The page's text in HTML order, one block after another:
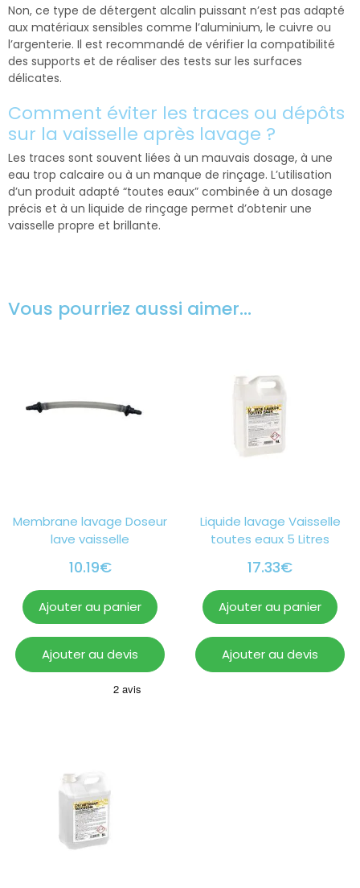
Non, ce type de détergent alcalin puissant n’est pas adapté
aux matériaux sensibles comme l’aluminium, le cuivre ou
l’argenterie. Il est recommandé de vérifier la compatibilité
des supports et de réaliser des tests sur les surfaces
délicates.
Comment éviter les traces ou dépôts
sur la vaisselle après lavage ?
Les traces sont souvent liées à un mauvais dosage, à une
eau trop calcaire ou à un manque de rinçage. L’utilisation
d’un produit adapté “toutes eaux” combinée à un dosage
précis et à un liquide de rinçage permet d’obtenir une
vaisselle propre et brillante.
Vous pourriez aussi aimer…
Membrane lavage Doseur
lave vaisselle
10.19€
Ajouter au panier
Ajouter au devis
Liquide lavage Vaisselle
toutes eaux 5 Litres
17.33€
Ajouter au panier
Ajouter au devis